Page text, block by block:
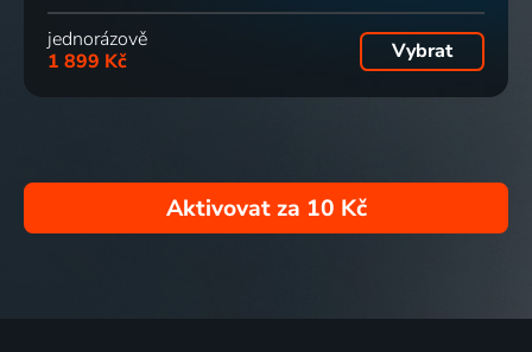
jednorázově
1 899 Kč
Vybrat
Aktivovat za 10 Kč